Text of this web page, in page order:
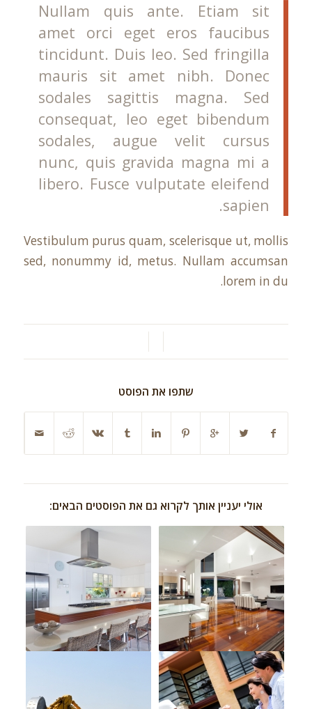
Nullam quis ante. Etiam sit
amet orci eget eros faucibus
tincidunt. Duis leo. Sed fringilla
mauris sit amet nibh. Donec
sodales sagittis magna. Sed
consequat, leo eget bibendum
sodales, augue velit cursus
nunc, quis gravida magna mi a
libero. Fusce vulputate eleifend
sapien.
Vestibulum purus quam, scelerisque ut, mollis
sed, nonummy id, metus. Nullam accumsan
lorem in du.
שתפו את הפוסט
אולי יעניין אותך לקרוא גם את הפוסטים הבאים: